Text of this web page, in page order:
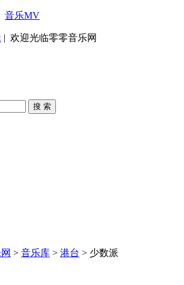
音乐MV
| 欢迎光临零零音乐网
搜 索
> 音乐库 > 港台 > 少数派